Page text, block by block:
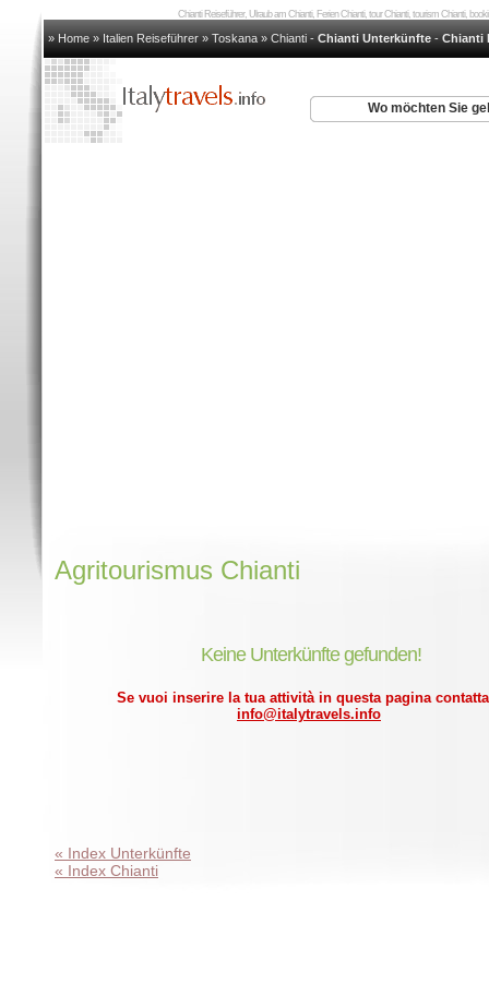
Chianti Reiseführer, Ulraub am Chianti, Ferien Chianti, tour Chianti, tourism Chianti,
» Home » Italien Reiseführer » Toskana » Chianti - Chianti Unterkünfte - Chianti
Wo möchten Sie
Agritourismus Chianti
Keine Unterkünfte gefunden!
Se vuoi inserire la tua attività in questa pagina
info@italytravels.info
« Index Unterkünfte
« Index Chianti